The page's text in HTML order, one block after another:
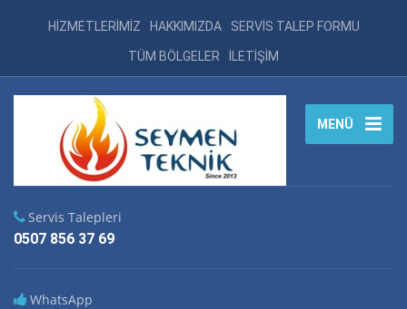
HİZMETLERİMİZ HAKKIMIZDA SERVİS TALEP FORMU
TÜM BÖLGELER İLETİŞİM
MENÜ
Servis Talepleri
0507 856 37 69
WhatsApp